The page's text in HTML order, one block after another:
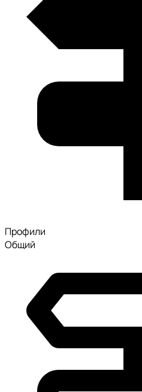
Профили
Общий